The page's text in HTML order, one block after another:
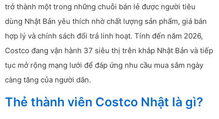
trở thành một trong những chuỗi bán lẻ được người tiêu
dùng Nhật Bản yêu thích nhờ chất lượng sản phẩm, giá bán
hợp lý và chính sách đổi trả linh hoạt. Tính đến năm 2026,
Costco đang vận hành 37 siêu thị trên khắp Nhật Bản và tiếp
tục mở rộng mạng lưới để đáp ứng nhu cầu mua sắm ngày
càng tăng của người dân.
Thẻ thành viên Costco Nhật là gì?